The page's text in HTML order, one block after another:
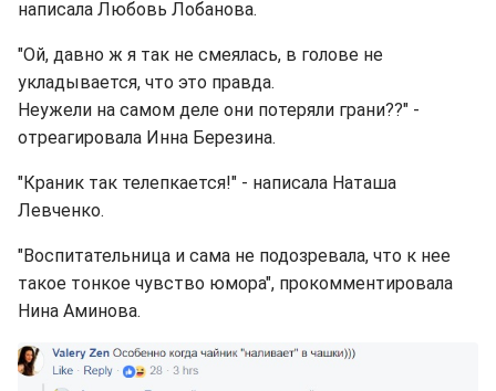
написала Любовь Лобанова.
"Ой, давно ж я так не смеялась, в голове не
укладывается, что это правда.
Неужели на самом деле они потеряли грани??" -
отреагировала Инна Березина.
"Краник так телепкается!" - написала Наташа
Левченко.
"Воспитательница и сама не подозревала, что к нее
такое тонкое чувство юмора", прокомментировала
Нина Аминова.